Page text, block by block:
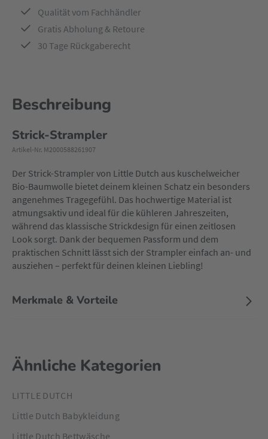
Qualität vom Fachhändler
Gratis Abholung & Retoure
30 Tage Rückgaberecht
Beschreibung
Strick-Strampler
Artikel-Nr. M2000588261907
Der Strick-Strampler von Little Dutch aus kuschelweicher
Bio-Baumwolle bietet deinem kleinen Schatz ein besonders
angenehmes Tragegefühl. Das hochwertige Material ist
atmungsaktiv und ideal für die kühleren Jahreszeiten,
während das klassische Strickdesign für einen zeitlosen
Look sorgt. Dank der bequemen Passform und dem
praktischen Schnitt lässt sich der Strampler einfach an- und
ausziehen – perfekt für deinen kleinen Liebling!
Merkmale & Vorteile
Ähnliche Kategorien
LITTLE DUTCH
Little Dutch Babykleidung
Little Dutch Bettwäsche